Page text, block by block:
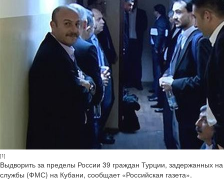
[1]
Выдворить за пределы России 39 граждан Турции, задержанных
службы (ФМС) на Кубани, сообщает «Российская газета».